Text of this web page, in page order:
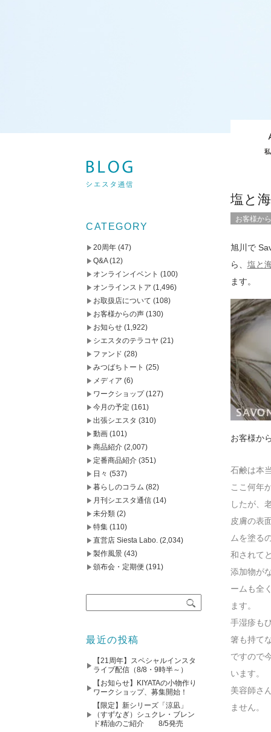
塩と
お客様か
旭川で
ら、 塩と
ます。
お客様か
石鹸は本
ここ何年
したが、
皮膚の表
ムを塗る
和されて
添加物が
ームも全
ます。
手湿疹も
箸も持て
ですので
います。
美容師さ
ません。
CATEGORY
20周年 (47)
Q&A(12)
オンラインイベント (100)
オンラインストア (1,496)
お取扱店について (108)
お客様からの声 (130)
お知らせ (1,922)
シエスタのテラコヤ (21)
ファンド (28)
みつばちトート (25)
メディア (6)
ワークショップ(127)
今月の予定 (161)
出張シエスタ (310)
動画 (101)
商品紹介 (2,007)
定番商品紹介 (351)
日々 (537)
暮らしのコラム (82)
月刊シエスタ通信 (14)
未分類 (2)
特集 (110)
直営店 Siesta Labo. (2,034)
製作風景 (43)
頒布会・定期便 (191)
最近の投稿
【21周年】スペシャルインスタ
ライブ配信（8/8・9時半～）
【お知らせ】KIYATAの小物作り
ワークショップ、募集開始！
【限定】新シリーズ「涼凪」
（すずなぎ）シュクレ・ブレン
ド精油のご紹介 8/5発売